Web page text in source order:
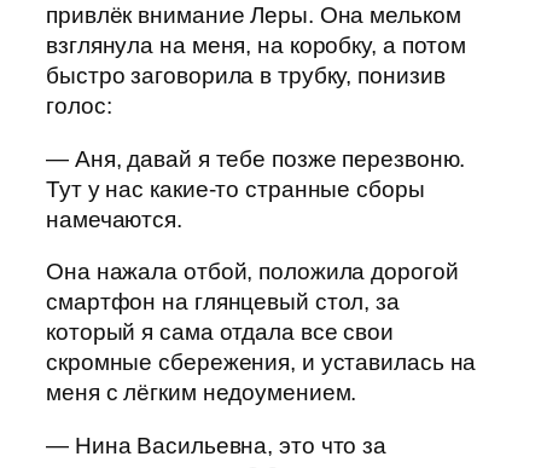
привлёк внимание Леры. Она мельком
взглянула на меня, на коробку, а потом
быстро заговорила в трубку, понизив
голос:
— Аня, давай я тебе позже перезвоню.
Тут у нас какие-то странные сборы
намечаются.
Она нажала отбой, положила дорогой
смартфон на глянцевый стол, за
который я сама отдала все свои
скромные сбережения, и уставилась на
меня с лёгким недоумением.
— Нина Васильевна, это что за